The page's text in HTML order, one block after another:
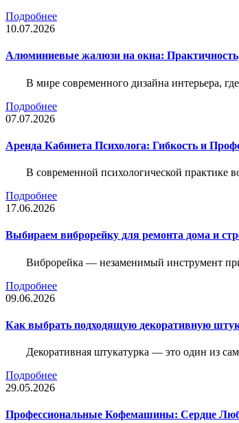
Подробнее
10.07.2026
Алюминиевые жалюзи на окна:
В мире современного дизайна интерьера,
Подробнее
07.07.2026
Аренда Кабинета Психолога: Гибкость и
В современной психологической практике
Подробнее
17.06.2026
Выбираем виброрейку для ремонта дома и
Виброрейка — незаменимый инструмент
Подробнее
09.06.2026
Как выбрать подходящую декоративную
Декоративная штукатурка — это один из
Подробнее
29.05.2026
Профессиональные Кофемашины: Сердце